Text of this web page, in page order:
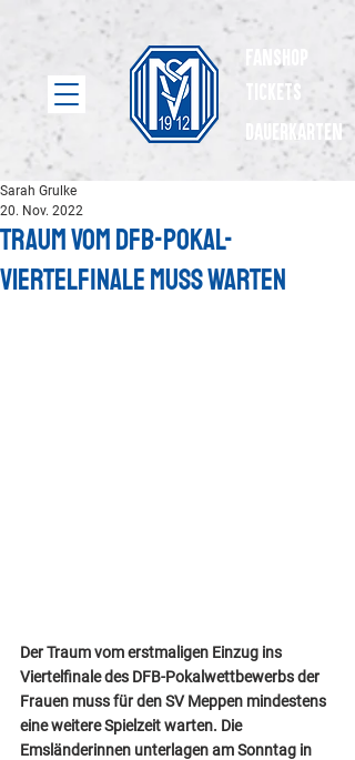
Tickets
dauerkarten
Traum vom DFB-Pokal-
Viertelfinale muss warten
Sarah Grulke
20. Nov. 2022
Der Traum vom erstmaligen Einzug ins
Viertelfinale des DFB-Pokalwettbewerbs der
Frauen muss für den SV Meppen mindestens
eine weitere Spielzeit warten. Die
Emsländerinnen unterlagen am Sonntag in